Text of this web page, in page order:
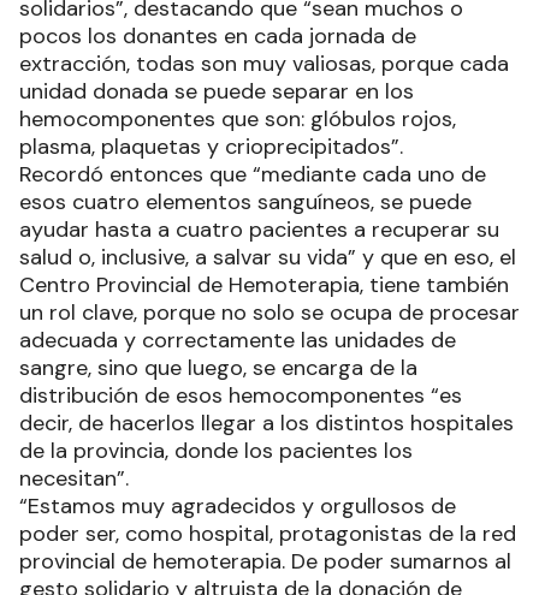
solidarios”, destacando que “sean muchos o
pocos los donantes en cada jornada de
extracción, todas son muy valiosas, porque cada
unidad donada se puede separar en los
hemocomponentes que son: glóbulos rojos,
plasma, plaquetas y crioprecipitados”.
Recordó entonces que “mediante cada uno de
esos cuatro elementos sanguíneos, se puede
ayudar hasta a cuatro pacientes a recuperar su
salud o, inclusive, a salvar su vida” y que en eso, el
Centro Provincial de Hemoterapia, tiene también
un rol clave, porque no solo se ocupa de procesar
adecuada y correctamente las unidades de
sangre, sino que luego, se encarga de la
distribución de esos hemocomponentes “es
decir, de hacerlos llegar a los distintos hospitales
de la provincia, donde los pacientes los
necesitan”.
“Estamos muy agradecidos y orgullosos de
poder ser, como hospital, protagonistas de la red
provincial de hemoterapia. De poder sumarnos al
gesto solidario y altruista de la donación de